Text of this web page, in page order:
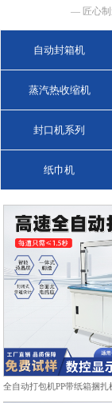
— 匠心制
自动封箱机
蒸汽热收缩机
封口机系列
纸巾机